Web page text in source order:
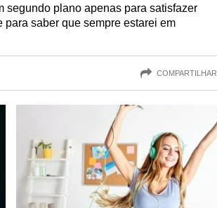
segundo plano apenas para satisfazer
saber que sempre estarei em
COMPARTILHAR